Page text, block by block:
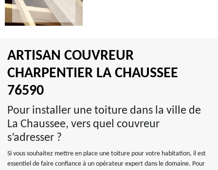
ARTISAN COUVREUR
CHARPENTIER LA CHAUSSEE
76590
Pour installer une toiture dans la ville de
La Chaussee, vers quel couvreur
s’adresser ?
Si vous souhaitez mettre en place une toiture pour votre habitation, il est
essentiel de faire confiance à un opérateur expert dans le domaine. Pour